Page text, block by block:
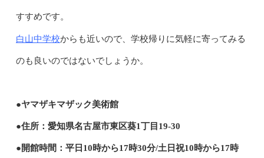
すすめです。
白山中学校からも近いので、学校帰りに気軽に寄ってみる
のも良いのではないでしょうか。
●ヤマザキマザック美術館
●住所：愛知県名古屋市東区葵1丁目19-30
●開館時間：平日10時から17時30分/土日祝10時から17時